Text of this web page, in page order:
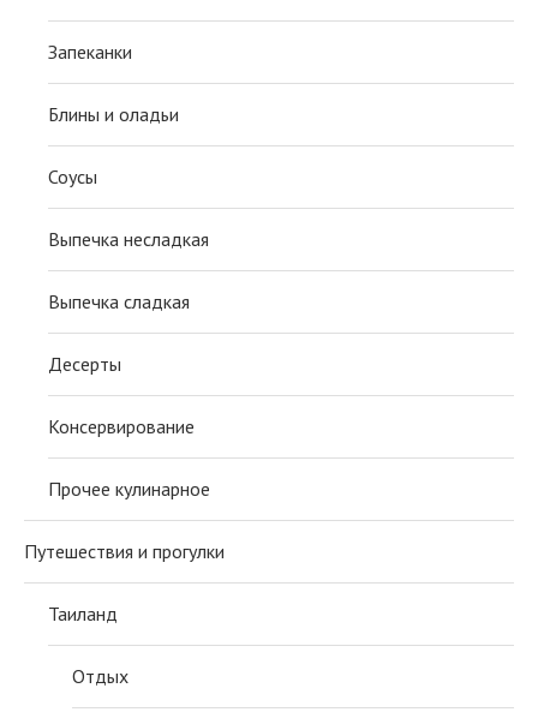
Запеканки
Блины и оладьи
Соусы
Выпечка несладкая
Выпечка сладкая
Десерты
Консервирование
Прочее кулинарное
Путешествия и прогулки
Таиланд
Отдых